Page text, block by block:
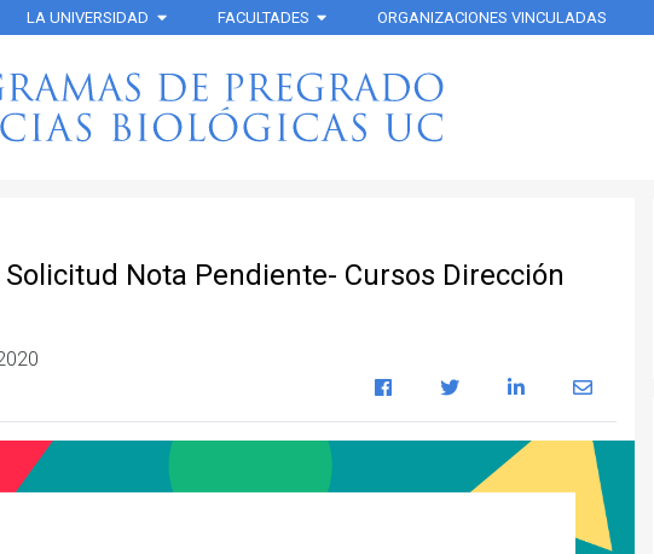
LA UNIVERSIDAD FACULTADES ORGANIZACIONES VINCULADAS
Nota Pendiente- Cursos Dirección